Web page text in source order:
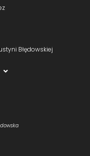
Błędowskiej